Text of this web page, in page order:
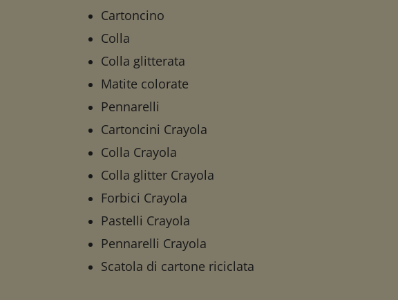
Cartoncino
Colla
Colla glitterata
Matite colorate
Pennarelli
Cartoncini Crayola
Colla Crayola
Colla glitter Crayola
Forbici Crayola
Pastelli Crayola
Pennarelli Crayola
Scatola di cartone riciclata